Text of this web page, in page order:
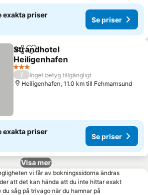
exakta priser
Se priser
Dela Lägg till i Mina Favoriter
Strandhotel
Heiligenhafen
3 Stjärnor
/
Inget betyg tillgängligt
Heiligenhafen, 11.0 km till Fehmarnsund
exakta priser
Se priser
Visa mer
vi får av bokningssidorna ändras
att det kan hända att du inte hittar exakt
du såg på trivago när du hamnar på